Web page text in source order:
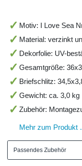
Motiv: I Love Sea
Material: verzinkt
Dekorfolie: UV-
Gesamtgröße:
Briefschlitz:
Gewicht: ca. 3,0 kg
Zubehör:
Mehr zum Produkt
Passendes Zubehör